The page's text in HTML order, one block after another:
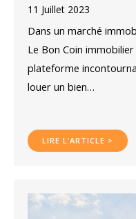
11 Juillet 2023
Dans un marché
Le Bon Coin
plateforme
louer un bien…
LIRE L’ARTICLE >